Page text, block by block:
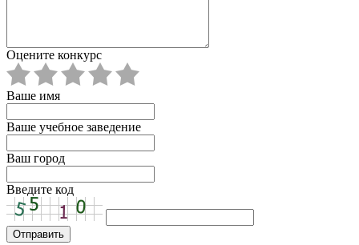
Оцените конкурс
Ваше имя
Ваше учебное заведение
Ваш город
Введите код